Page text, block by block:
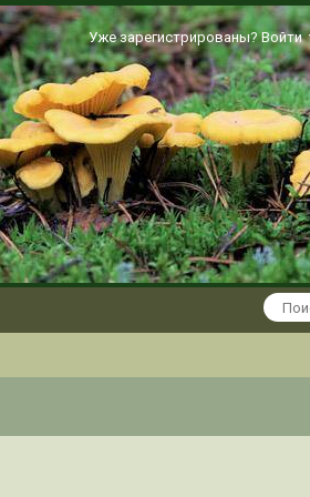
Уже зарегистрированы? Войти